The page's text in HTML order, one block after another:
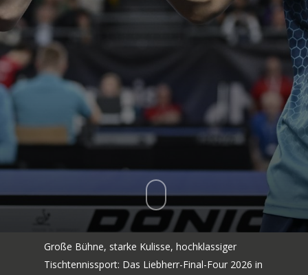
Große Bühne, starke Kulisse, hochklassiger
Tischtennissport: Das Liebherr-Final-Four 2026 in